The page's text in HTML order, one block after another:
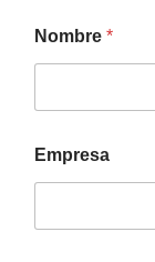
Nombre *
Empresa